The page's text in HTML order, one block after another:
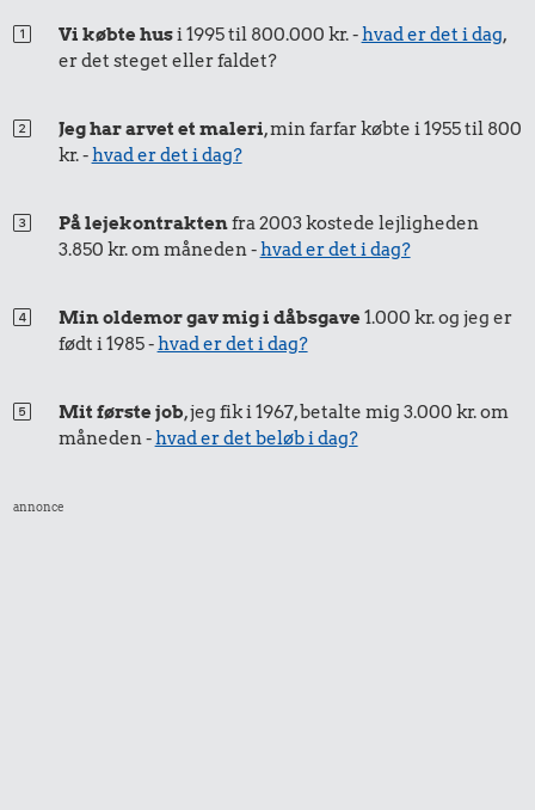
3,10 kr.
Banan 1,72 kr.
Vi købte husi 1995 til 800.000 kr. -hvad er det i dag,
er det steget eller faldet?
Jeg har arvet et maleri, min farfar købte i 1955 til 800
kr. -hvad er det i dag?
På lejekontraktenfra 2003 kostede lejligheden
3.850 kr. om måneden -hvad er det i dag?
Min oldemor gav mig i dåbsgave1.000 kr. og jeg er
født i 1985 -hvad er det i dag?
Mit første job, jeg fik i 1967, betalte mig 3.000 kr. om
måneden -hvad er det beløb i dag?
annonce